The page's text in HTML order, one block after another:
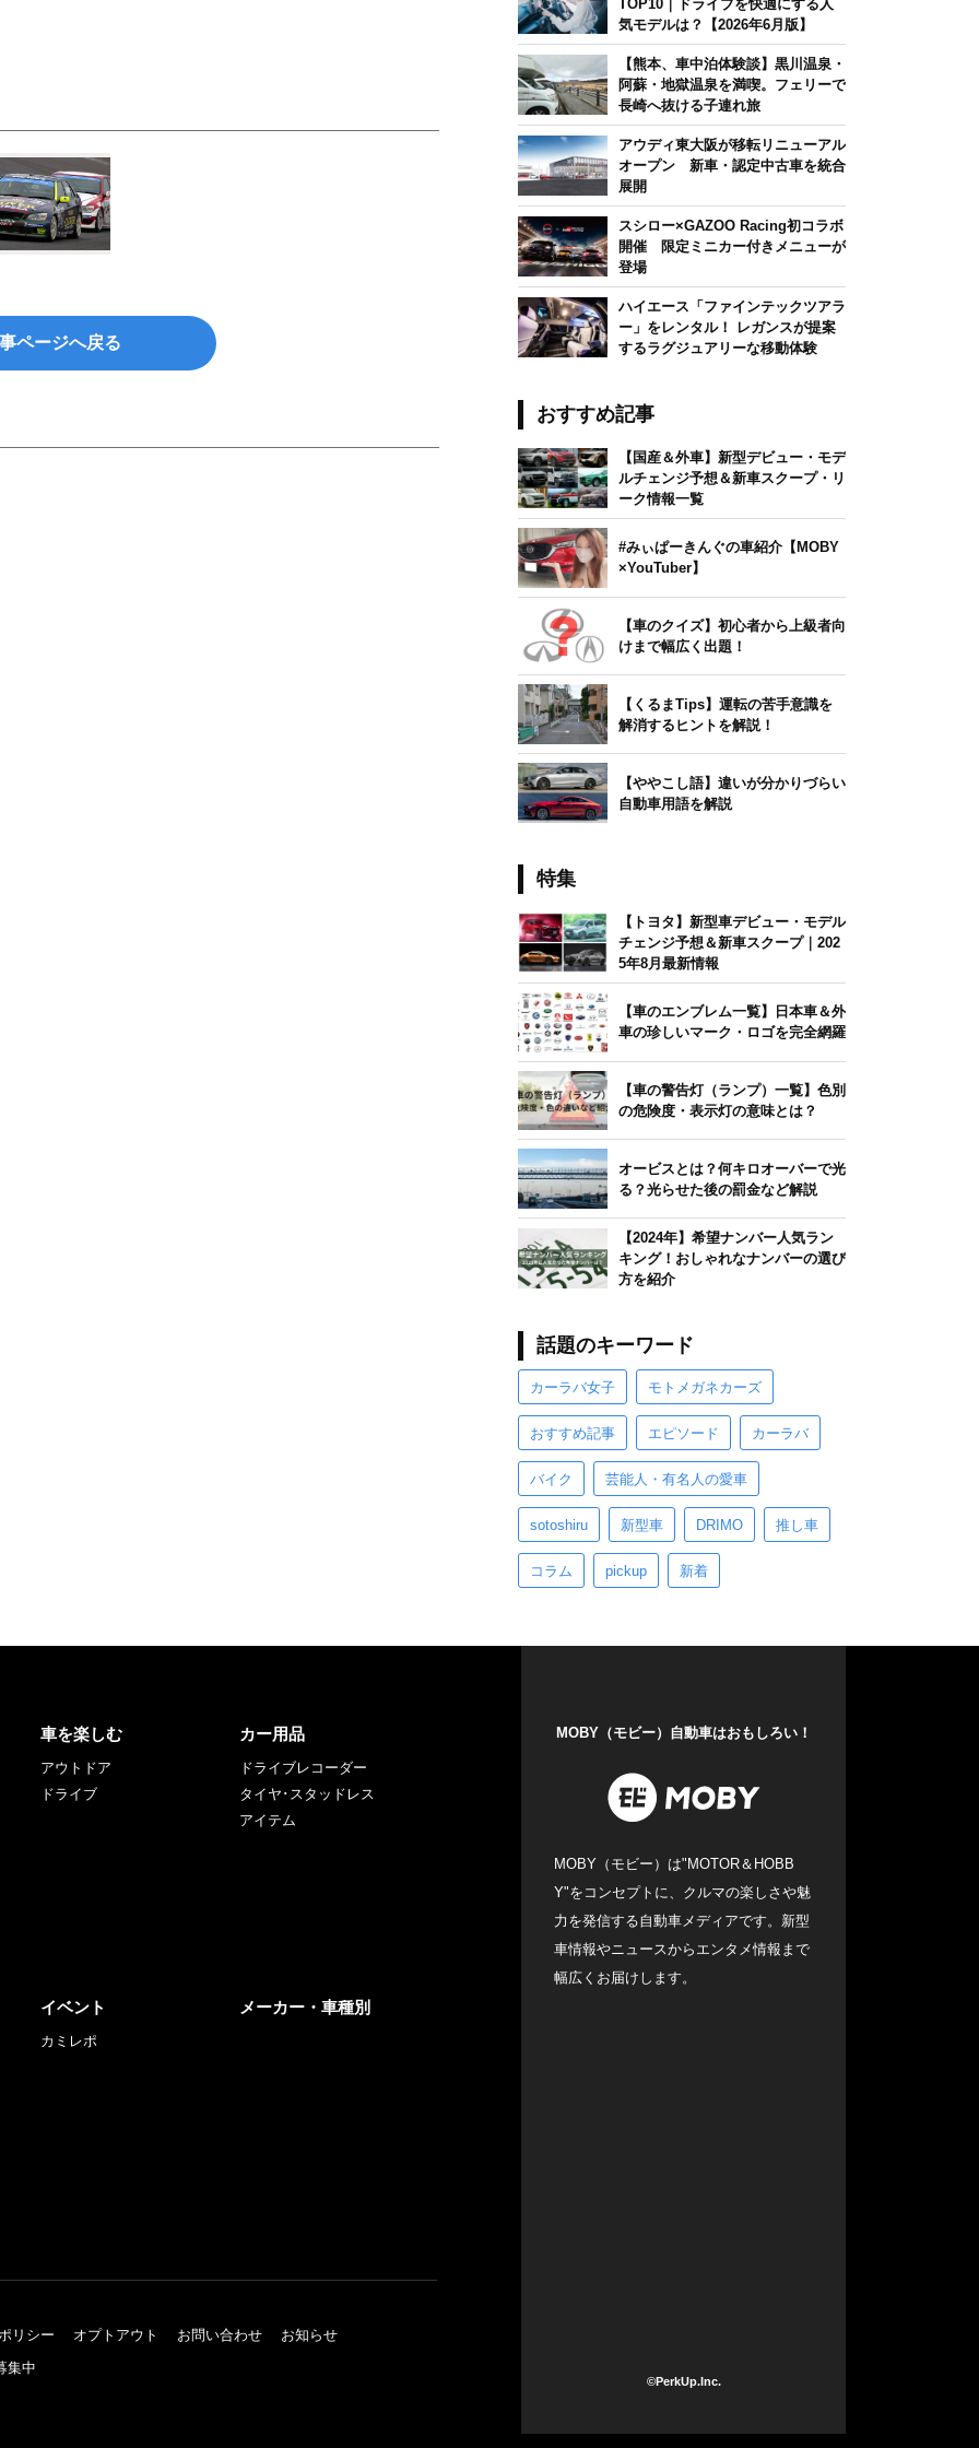
ページへ戻る
TOP10｜ドライブを快適にする人
気モデルは？【2026年6月版】
【熊本、車中泊体験談】黒川温泉・
阿蘇・地獄温泉を満喫。フェリーで
長崎へ抜ける子連れ旅
アウディ東大阪が移転リニューアル
オープン 新車・認定中古車を統合
展開
スシロー×GAZOO Racing初コラボ
開催 限定ミニカー付きメニューが
登場
ハイエース「ファインテックツアラ
ー」をレンタル！ レガンスが提案
するラグジュアリーな移動体験
おすすめ記事
【国産＆外車】新型デビュー・モデ
ルチェンジ予想＆新車スクープ・リ
ーク情報一覧
#みぃぱーきんぐの車紹介【MOBY
×YouTuber】
【車のクイズ】初心者から上級者向
けまで幅広く出題！
【くるまTips】運転の苦手意識を
解消するヒントを解説！
【ややこし語】違いが分かりづらい
自動車用語を解説
特集
【トヨタ】新型車デビュー・モデル
チェンジ予想＆新車スクープ｜202
5年8月最新情報
【車のエンブレム一覧】日本車＆外
車の珍しいマーク・ロゴを完全網羅
【車の警告灯（ランプ）一覧】色別
の危険度・表示灯の意味とは？
オービスとは？何キロオーバーで光
る？光らせた後の罰金など解説
【2024年】希望ナンバー人気ラン
キング！おしゃれなナンバーの選び
方を紹介
話題のキーワード
カーラバ女子 モトメガネカーズ
おすすめ記事 エピソード カーラバ
バイク 芸能人・有名人の愛車
sotoshiru 新型車 DRIMO 推し車
コラム pickup 新着
車を楽しむ
アウトドア
ドライブ
カー用品
ドライブレコーダー
タイヤ･スタッドレス
アイテム
イベント
カミレポ
メーカー・車種別
リシー オプトアウト お問い合わせ
お知らせ
集中
MOBY（モビー）自動車はおもしろい！
MOBY（モビー）は"MOTOR＆HOBB
Y"をコンセプトに、クルマの楽しさや魅
力を発信する自動車メディアです。新型
車情報やニュースからエンタメ情報まで
幅広くお届けします。
©PerkUp.Inc.